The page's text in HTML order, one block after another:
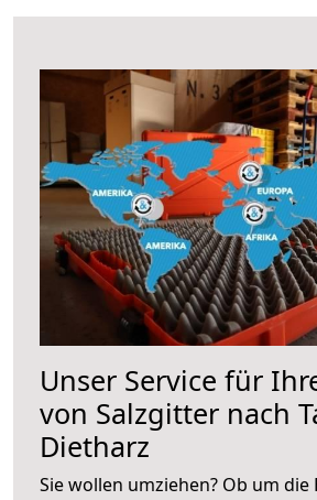
Unser Service für
von Salzgitter nach
Dietharz
Sie wollen umziehen? Ob um die